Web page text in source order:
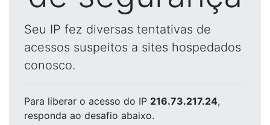
Seu IP fez diversas tentativas de
acessos suspeitos a sites hospedados
conosco.
Para liberar o acesso do IP 216.73.217.24,
responda ao desafio abaixo.